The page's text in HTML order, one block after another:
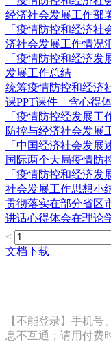
经济社会发展工作部
「疫情防控和经济
济社会发展工作情况
「疫情防控和经济
发展工作总结
统筹疫情防控和经济
课PPT课件「含心得体
「疫情防控经发展
防控与经济社会发展
「中国经济社会发展
国际两个大局疫情防
「疫情防控和经济
社会发展工作思想小
贯彻落实在部分省区
讲话心得体会在理论
<
文档下载
【不能登录】手机
息不互通；请用付费